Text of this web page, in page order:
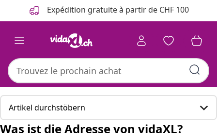
Précédent Expédition gratuite à partir de CHF 100
Artikel durchstöbern
Was ist die Adresse von vidaXL?
Was ist die Adresse von vidaXL?